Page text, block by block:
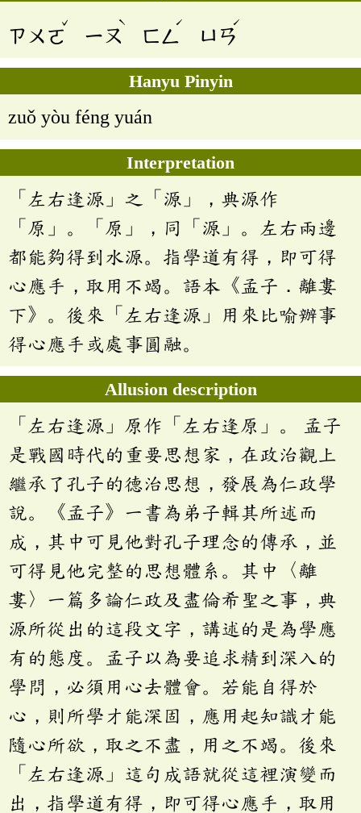
ㄗㄨㄛ
ˇ
ㄧㄡ
ˋ
ㄈㄥ
ˊ
ㄩㄢ
ˊ
Hanyu Pinyin
zuǒ yòu féng yuán
Interpretation
「左右逢源」之「源」，典源作
「原」。「原」，同「源」。左右兩邊
都能夠得到水源。指學道有得，即可得
心應手，取用不竭。語本《孟子．離婁
下》。後來「左右逢源」用來比喻辦事
得心應手或處事圓融。
Allusion description
「左右逢源」原作「左右逢原」。 孟子
是戰國時代的重要思想家，在政治觀上
繼承了孔子的德治思想，發展為仁政學
說。《孟子》一書為弟子輯其所述而
成，其中可見他對孔子理念的傳承，並
可得見他完整的思想體系。其中〈離
婁〉一篇多論仁政及盡倫希聖之事，典
源所從出的這段文字，講述的是為學應
有的態度。孟子以為要追求精到深入的
學問，必須用心去體會。若能自得於
心，則所學才能深固，應用起知識才能
隨心所欲，取之不盡，用之不竭。後來
「左右逢源」這句成語就從這裡演變而
出，指學道有得，即可得心應手，取用